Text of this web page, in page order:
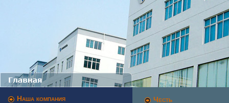
Hаша компания Честь